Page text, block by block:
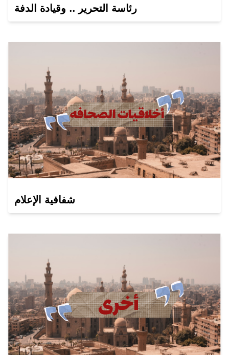
رئاسة التحرير .. وقيادة الدفة
شفافية الإعلام